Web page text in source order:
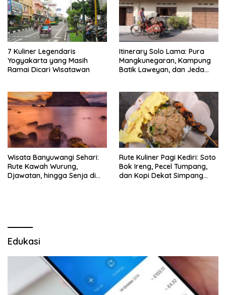
7 Kuliner Legendaris
Yogyakarta yang Masih
Ramai Dicari Wisatawan
Itinerary Solo Lama: Pura
Mangkunegaran, Kampung
Batik Laweyan, dan Jeda
Wisata Banyuwangi Sehari:
Rute Kawah Wurung,
Djawatan, hingga Senja di
Rute Kuliner Pagi Kediri: Soto
Bok Ireng, Pecel Tumpang,
dan Kopi Dekat Simpang
Edukasi